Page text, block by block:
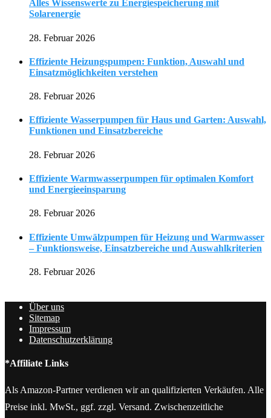
Alles Wissenswerte zu Energiespeicherung mit
Solarenergie
28. Februar 2026
Effiziente Heizungspumpen: Funktion, Auswahl und
Einsatzmöglichkeiten verstehen
28. Februar 2026
Effiziente Wasserpumpen für Haus und Garten: Auswahl,
Funktionen und Einsatzbereiche
28. Februar 2026
Effiziente Warmwasserpumpen für optimalen Komfort
und Energieeinsparung
28. Februar 2026
Effiziente Umwälzpumpen für Heizung und Warmwasser
– Funktionsweise, Einsatzbereiche und Auswahlkriterien
28. Februar 2026
Über uns
Sitemap
Impressum
Datenschutzerklärung
*Affiliate Links
Als Amazon-Partner verdienen wir an qualifizierten Verkäufen. Alle
Preise inkl. MwSt., ggf. zzgl. Versand. Zwischenzeitliche